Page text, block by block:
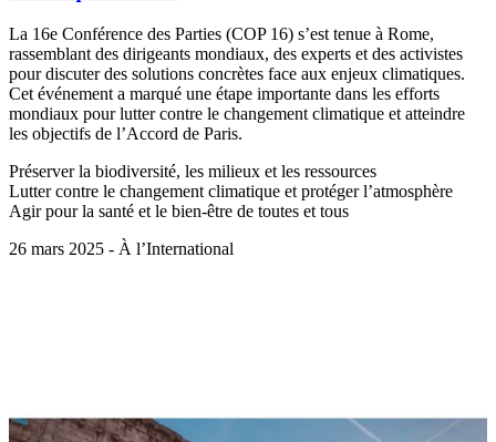
La 16e Conférence des Parties (COP 16) s’est tenue à Rome,
rassemblant des dirigeants mondiaux, des experts et des activistes
pour discuter des solutions concrètes face aux enjeux climatiques.
Cet événement a marqué une étape importante dans les efforts
mondiaux pour lutter contre le changement climatique et atteindre
les objectifs de l’Accord de Paris.
Préserver la biodiversité, les milieux et les ressources
Lutter contre le changement climatique et protéger l’atmosphère
Agir pour la santé et le bien-être de toutes et tous
26 mars 2025 - À l’International